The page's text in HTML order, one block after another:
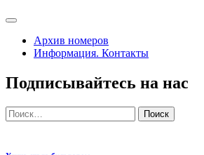
Архив номеров
Информация. Контакты
Подписывайтесь на нас
Найти: